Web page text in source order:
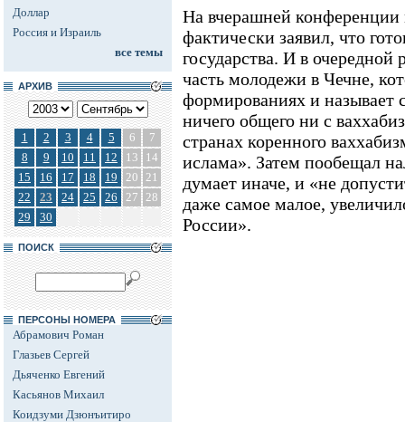
Доллар
Россия и Израиль
все темы
АРХИВ
1 2 3 4 5 6
7
8
9 10 11 12 13
14
15
16 17 18 19 20 21
22
23 24 25 26 27 28
29
30
ПОИСК
ПЕРСОНЫ НОМЕРА
Абрамович Роман
Глазьев Сергей
Дьяченко Евгений
Касьянов Михаил
Коидзуми Дзюнъитиро
На вчерашней
фактически заявил, что
государства. И в очередной
часть молодежи в Чечне,
формированиях и называет
ничего общего ни с
странах коренного
ислама». Затем пообещал
думает иначе, и «не
даже самое малое,
России».